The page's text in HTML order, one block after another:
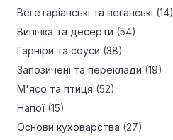
Вегетаріанські та веганські (14)
Випічка та десерти (54)
Гарніри та соуси (38)
Запозичені та переклади (19)
М'ясо та птиця (52)
Напої (15)
Основи куховарства (27)